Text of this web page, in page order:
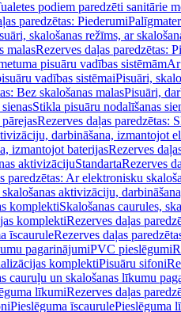
podiem paredzēti sanitārie
paredzētas: Piederumi
skalošanas režīms, ar
malasRezerves daļas paredzētas:
pisuāru vadības sistēmāmAr
vadības sistēmaiPisuāri,
Bez skalošanas malasPisuāri,
Stikla pisuāru nodalīšanas
Rezerves daļas paredzētas:
darbināšana, izmantojot
izmantojot baterijasRezerves
aktivizācijuStandartaRezerves
paredzētas: Ar elektronisku
aktivizāciju,
komplektiSkalošanas caurules,
komplektiRezerves daļas
īscauruleRezerves daļas
pagarinājumiPVC pieslēgumi
komplektiPisuāru sifoni
cauruļu un skalošanas līkumu
līkumiRezerves daļas
Pieslēguma īscaurulePieslēguma